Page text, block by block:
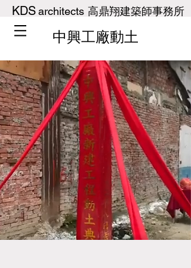
KDSarchitects 高鼎翔建築師事務所
中興工廠動土